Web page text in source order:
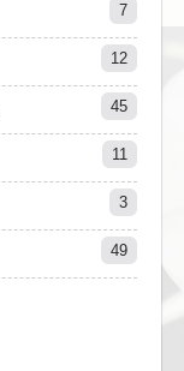
7
12
45
11
3
49